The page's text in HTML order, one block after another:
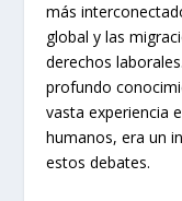
más
global y las
derechos
profundo
vasta experiencia
humanos, era un
estos debates.